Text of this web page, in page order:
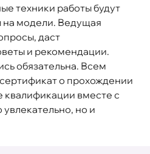
техники работы будут
модели. Ведущая
даст
и рекомендации.
обязательна. Всем
о прохождении
вместе с
увлекательно, но и